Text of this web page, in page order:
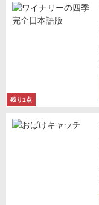
残り1点